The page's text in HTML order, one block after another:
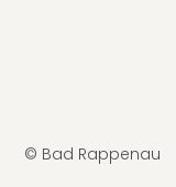
© Bad Rappenau